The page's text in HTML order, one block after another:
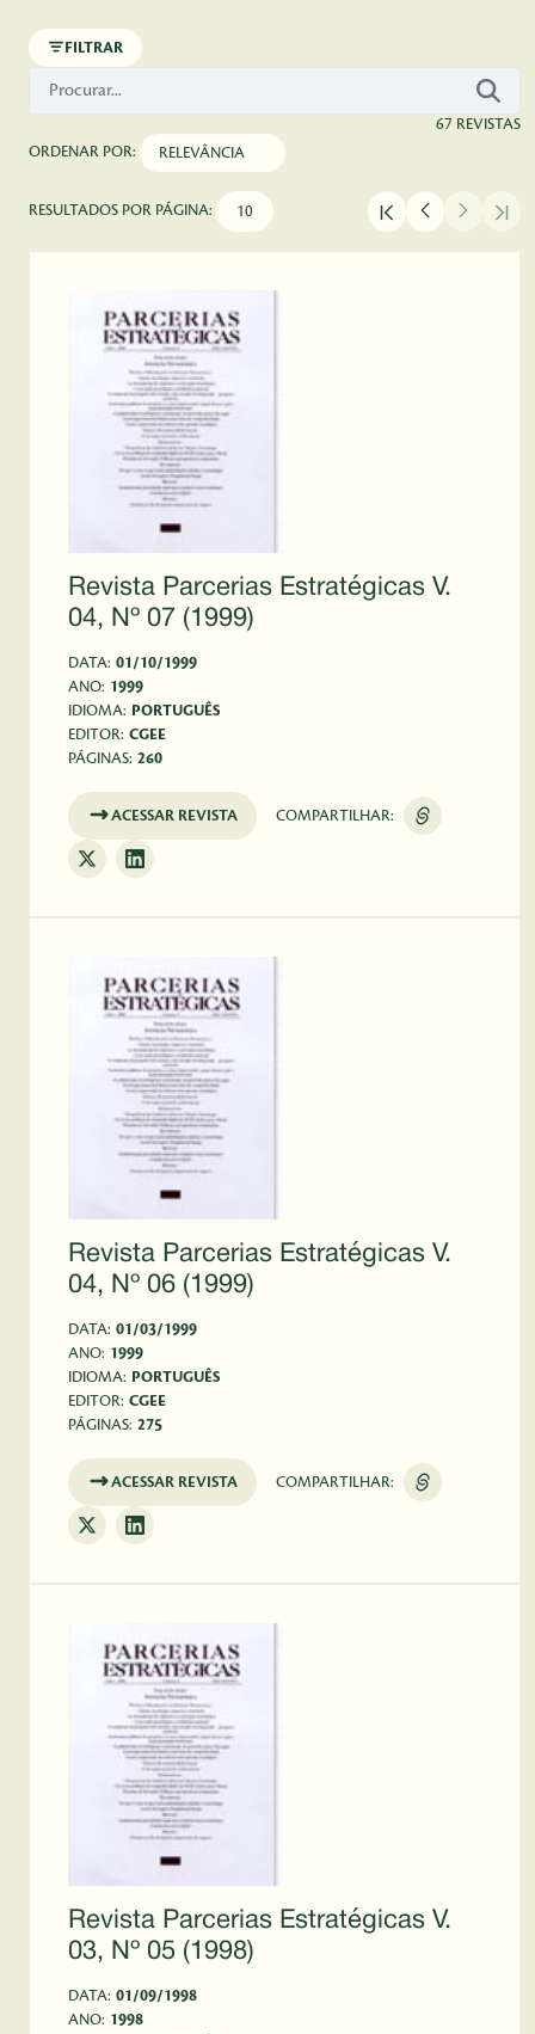
FILTRAR
67 REVISTAS
ORDENAR POR:
RESULTADOS POR PÁGINA:
Revista Parcerias Estratégicas V.
04, Nº 07 (1999)
DATA: 01/10/1999
ANO: 1999
IDIOMA: PORTUGUÊS
EDITOR: CGEE
PÁGINAS: 260
ACESSAR REVISTA COMPARTILHAR:
Revista Parcerias Estratégicas V.
04, Nº 06 (1999)
DATA: 01/03/1999
ANO: 1999
IDIOMA: PORTUGUÊS
EDITOR: CGEE
PÁGINAS: 275
ACESSAR REVISTA COMPARTILHAR:
Revista Parcerias Estratégicas V.
03, Nº 05 (1998)
DATA: 01/09/1998
ANO: 1998